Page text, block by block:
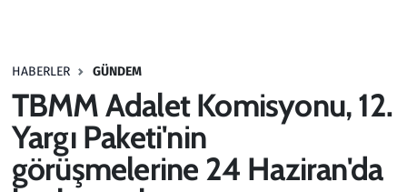
HABERLER GÜNDEM
TBMM Adalet Komisyonu, 12.
Yargı Paketi'nin
görüşmelerine 24 Haziran'da
Haber
Kültür Sanat
Kurumsal Haberler